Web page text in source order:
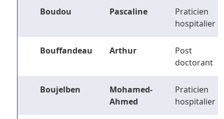
Boudou Pascaline
Praticien
hospitalier
Bouffandeau Arthur
Post
doctorant
Boujelben
Mohamed-
Ahmed
Praticien
hospitalier